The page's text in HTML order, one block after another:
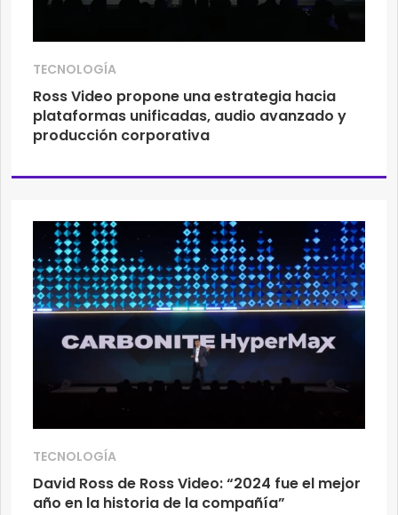
TECNOLOGÍA
Ross Video propone una estrategia hacia
plataformas unificadas, audio avanzado y
producción corporativa
TECNOLOGÍA
David Ross de Ross Video: “2024 fue el mejor
año en la historia de la compañía”